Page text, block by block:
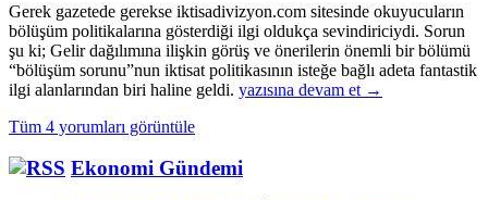
Gerek gazetede gerekse iktisadivizyon.com sitesinde okuyucuların
bölüşüm politikalarına gösterdiği ilgi oldukça sevindiriciydi. Sorun
şu ki; Gelir dağılımına ilişkin görüş ve önerilerin önemli bir bölümü
“bölüşüm sorunu”nun iktisat politikasının isteğe bağlı adeta fantastik
ilgi alanlarından biri haline geldi. Ekonomide
yazısına devam et →
Tüm 4 yorumları görüntüle
Ekonomi Gündemi